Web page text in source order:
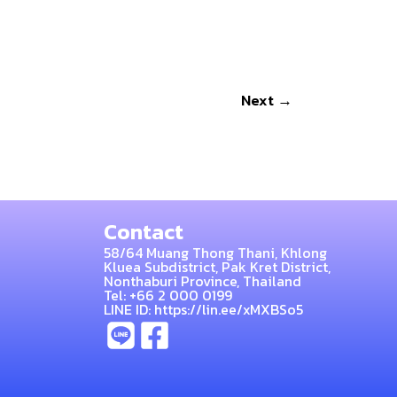
Next →
Contact
58/64 Muang Thong Thani, Khlong
Kluea Subdistrict, Pak Kret District,
Nonthaburi Province, Thailand
Tel: +66 2 000 0199
LINE ID: https://lin.ee/xMXBSo5